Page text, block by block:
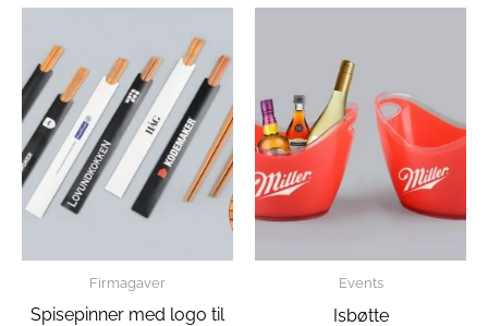
Firmagaver
Spisepinner med logo til
Events
Isbøtte